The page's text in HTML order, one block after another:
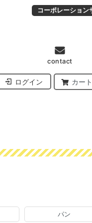
コーポレーション
contact
ログイン カー
パン